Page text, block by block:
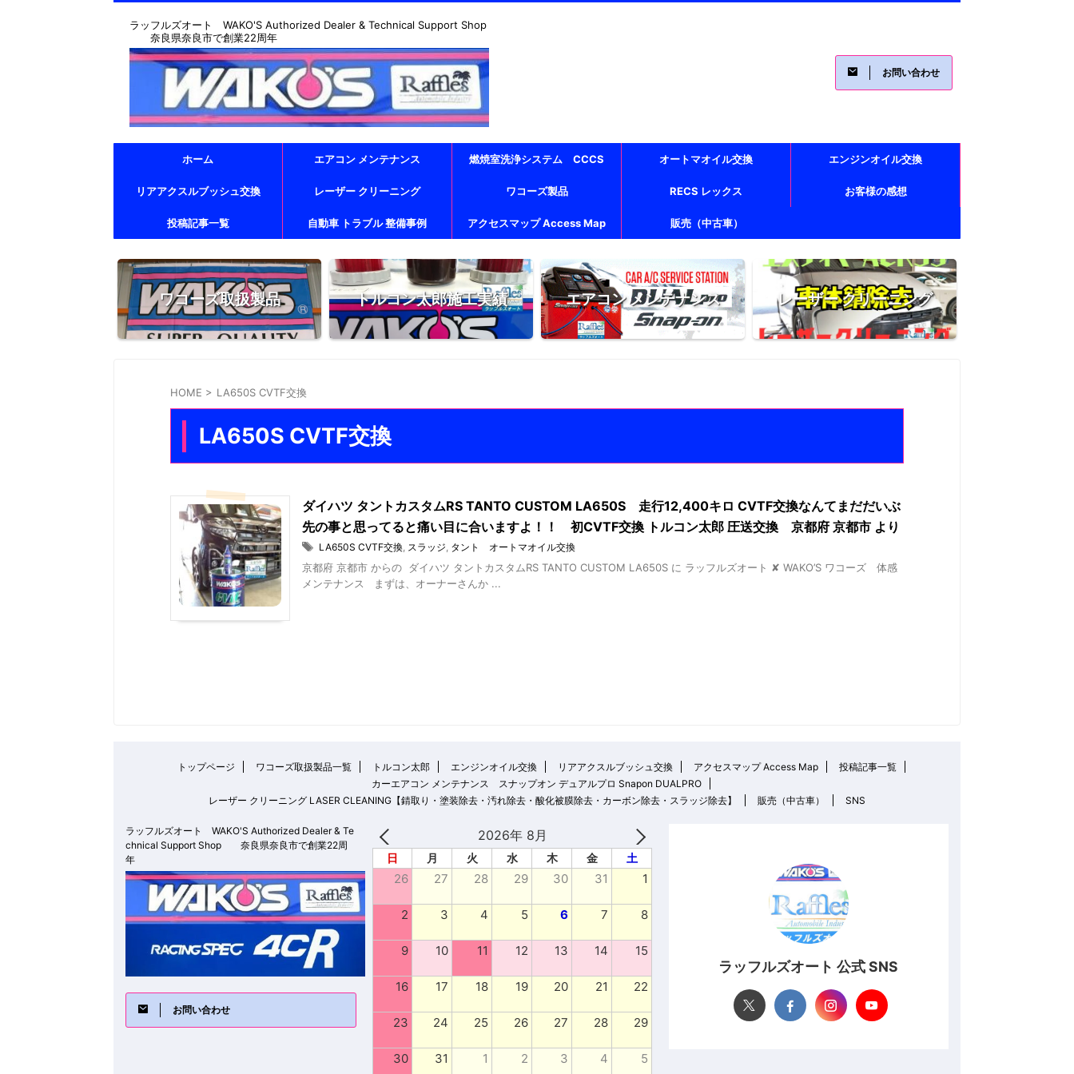
ラッフルズオート WAKO'S Authorized Dealer & Technical Support Shop
奈良県奈良市で創業22周年
お問い合わせ
ホーム エアコン メンテナンス 燃焼室洗浄システム CCCS オートマオイル交換 エンジンオイル交換
リアアクスルブッシュ交換 レーザー クリーニング ワコーズ製品 RECS レックス お客様の感想
投稿記事一覧 自動車 トラブル 整備事例 アクセスマップ Access Map 販売（中古車）
ワコーズ取扱製品 トルコン太郎施工実績 エアコン メンテナンス レーザー クリーニング
HOME > LA650S CVTF交換
LA650S CVTF交換
ダイハツ タントカスタムRS TANTO CUSTOM LA650S 走行12,400キロ CVTF交換なんてまだだいぶ
先の事と思ってると痛い目に合いますよ！！ 初CVTF交換 トルコン太郎 圧送交換 京都府 京都市 より
LA650S CVTF交換, スラッジ, タント オートマオイル交換
京都府 京都市 からの ダイハツ タントカスタムRS TANTO CUSTOM LA650S に ラッフルズオート ✘ WAKO’S ワコーズ 体感
メンテナンス まずは、オーナーさんか ...
トップページ ワコーズ取扱製品一覧 トルコン太郎 エンジンオイル交換 リアアクスルブッシュ交換 アクセスマップ Access Map
投稿記事一覧
カーエアコン メンテナンス スナップオン デュアルプロ Snapon DUALPRO
レーザー クリーニング LASER CLEANING【錆取り・塗装除去・汚れ除去・酸化被膜除去・カーボン除去・スラッジ除去】
販売（中古車） SNS
2026年 8月
日 月 火 水 木 金 土
26 27 28 29 30 31 1
2 3 4 5 6 7 8
9 10 11 12 13 14 15
16 17 18 19 20 21 22
23 24 25 26 27 28 29
30 31 1 2 3 4 5
ラッフルズオート 公式 SNS
ラッフルズオート WAKO'S Authorized Dealer & Te
chnical Support Shop 奈良県奈良市で創業22周
年
お問い合わせ